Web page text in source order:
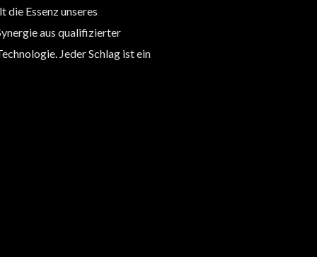
die Essenz unseres
aus qualifizierter
Jeder Schlag ist ein